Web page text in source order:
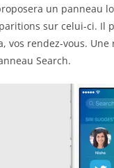
un panneau
sur celui-ci. Il
vos rendez-vous.
Search.